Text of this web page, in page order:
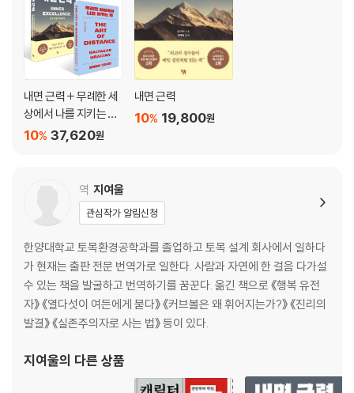
공동 조절은 모든 관계의 바탕이다
해로운 공동 조절도 있다
공동 조절은 어릴 때부터 시작된다
공동 조절은 순환하고 이어진다
제6장 관계 속에서 공동 조절을 활용하는 법
공동 조절은 묻는 것에서 시작한다
공동 조절 전략의 세 유형
제3부 감정 조절을 위한 첫걸음
감정에 대한 또 다른 감정, 메타 감정
감정을 있는 그대로 받아들이자
마인드셋과 감정의 관계
성장 마인드셋을 만드는 칭찬의 기술
감정에 이름 붙이기를 피하는 이유
내면 근력 + 무례한 세
상에서 나를 지키는 법
세트 37,620원
10%
내면 근력
19,800원
10%
역 지여울
관심작가 알림신청
한양대학교 토목환경공학과를 졸업하고 토목 설계 회사에서 일하다
가 현재는 출판 전문 번역가로 일한다. 사람과 자연에 한 걸음 다가설
수 있는 책을 발굴하고 번역하기를 꿈꾼다. 옮긴 책으로 《행복 유전
자》 《열다섯이 여든에게 묻다》 《커브볼은 왜 휘어지는가?》 《진리의
발결》 《실존주의자로 사는 법》 등이 있다.
지여울의 다른 상품